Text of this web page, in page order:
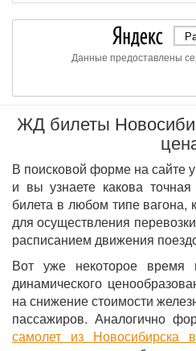
Данные предоставлены
ЖД билеты
В поисковой форме на сайте
и вы узнаете какова
билета в любом типе вагона,
для осуществления
расписанием движения
Вот уже некоторое время
динамического
на снижение стоимости
пассажиров. Аналогично
самолет из Новосибирска